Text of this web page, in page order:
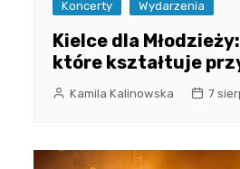
Koncerty Wydarzenia
Kielce dla
które kształtuje
Kamila Kalinowska 7